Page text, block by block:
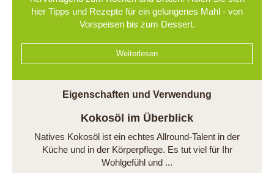
hier Tipps und Rezepte für ein gelungenes Mahl - von
Vorspeisen bis zum Dessert.
Weiterlesen
Eigenschaften und Verwendung
Kokosöl im Überblick
Natives Kokosöl ist ein echtes Allround-Talent in der
Küche und in der Körperpflege. Es tut viel für Ihr
Wohlgefühl und ...